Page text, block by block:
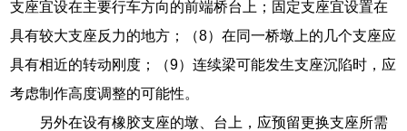
支座宜设在主要行车方向的前端桥台上；固定支座宜设置在
具有较大支座反力的地方；（8）在同一桥墩上的几个支座应
具有相近的转动刚度；（9）连续梁可能发生支座沉陷时，应
考虑制作高度调整的可能性。
另外在设有橡胶支座的墩、台上，应预留更换支座所需